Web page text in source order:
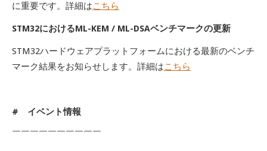
に重要です。詳細はこちら
STM32におけるML-KEM / ML-DSAベンチマークの更新
STM32ハードウェアプラットフォームにおける最新のベンチ
マーク結果をお知らせします。詳細はこちら
# イベント情報
￣￣￣￣￣￣￣￣￣￣